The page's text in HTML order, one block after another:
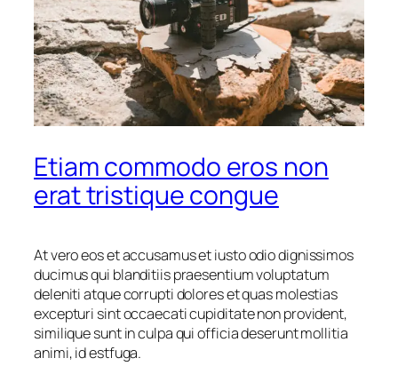
Etiam commodo eros non
erat tristique congue
At vero eos et accusamus et iusto odio dignissimos
ducimus qui blanditiis praesentium voluptatum
deleniti atque corrupti dolores et quas molestias
excepturi sint occaecati cupiditate non provident,
similique sunt in culpa qui officia deserunt mollitia
animi, id estfuga.